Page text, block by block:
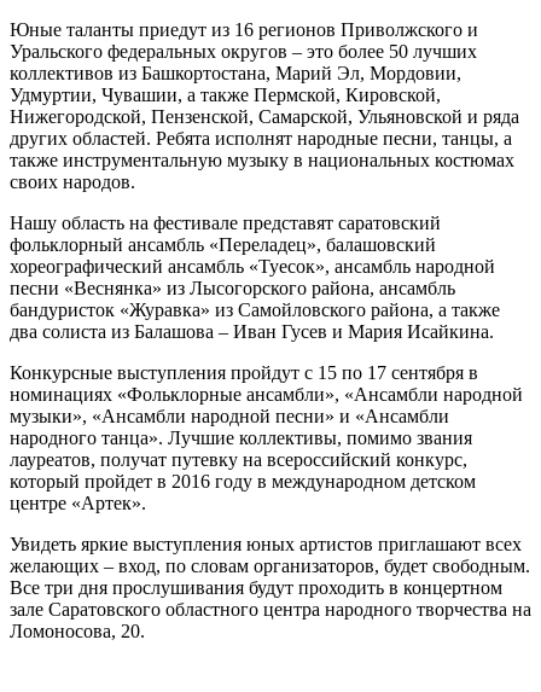
Юные таланты приедут из 16 регионов Приволжского и
Уральского федеральных округов – это более 50 лучших
коллективов из Башкортостана, Марий Эл, Мордовии,
Удмуртии, Чувашии, а также Пермской, Кировской,
Нижегородской, Пензенской, Самарской, Ульяновской и ряда
других областей. Ребята исполнят народные песни, танцы, а
также инструментальную музыку в национальных костюмах
своих народов.
Нашу область на фестивале представят саратовский
фольклорный ансамбль «Переладец», балашовский
хореографический ансамбль «Туесок», ансамбль народной
песни «Веснянка» из Лысогорского района, ансамбль
бандуристок «Журавка» из Самойловского района, а также
два солиста из Балашова – Иван Гусев и Мария Исайкина.
Конкурсные выступления пройдут с 15 по 17 сентября в
номинациях «Фольклорные ансамбли», «Ансамбли народной
музыки», «Ансамбли народной песни» и «Ансамбли
народного танца». Лучшие коллективы, помимо звания
лауреатов, получат путевку на всероссийский конкурс,
который пройдет в 2016 году в международном детском
центре «Артек».
Увидеть яркие выступления юных артистов приглашают всех
желающих – вход, по словам организаторов, будет свободным.
Все три дня прослушивания будут проходить в концертном
зале Саратовского областного центра народного творчества на
Ломоносова, 20.